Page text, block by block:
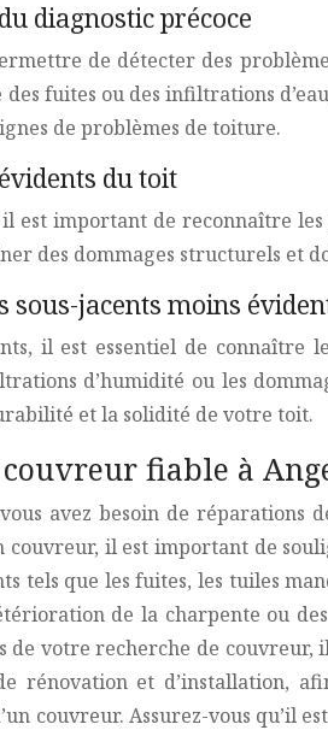
diagnostic précoce
de détecter des
fuites ou des infiltrations
de problèmes de toiture.
du toit
est important de reconnaître
des dommages structurels et
sous-jacents moins
il est essentiel de connaître
d’humidité ou les
et la solidité de votre toit.
fiable à
avez besoin de
couvreur, il est important de
tels que les fuites, les tuiles
de la charpente ou
votre recherche de couvreur,
rénovation et d’installation,
couvreur. Assurez-vous